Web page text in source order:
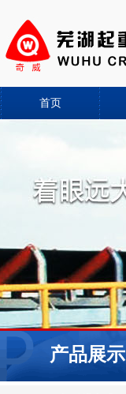
首页
产品展示